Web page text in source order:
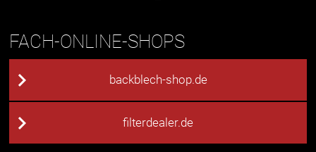
FACH-ONLINE-SHOPS
backblech-shop.de
filterdealer.de